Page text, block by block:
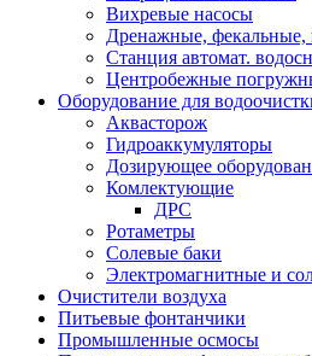
Вихревые насосы
Дренажные, фекальные,
Станция автомат.
Центробежные
Оборудование для
Аквасторож
Гидроаккумуляторы
Дозирующее
Комлектующие
ДРС
Ротаметры
Солевые баки
Электромагнитные и
Очистители воздуха
Питьевые фонтанчики
Промышленные осмосы